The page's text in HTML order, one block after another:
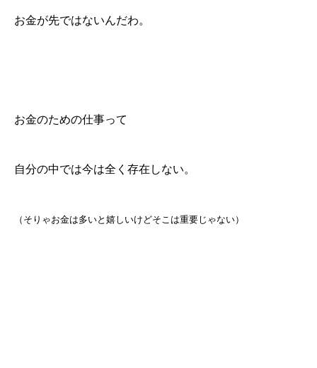
お金が先ではないんだわ。
お金のための仕事って
自分の中では今は全く存在しない。
（そりゃお金は多いと嬉しいけどそこは重要じゃない）